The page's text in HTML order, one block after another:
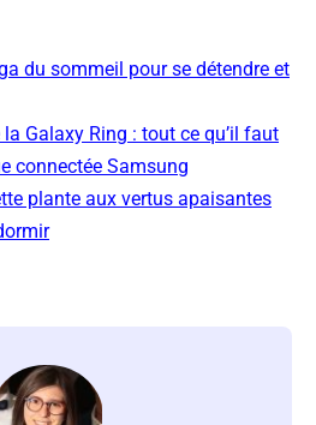
du sommeil pour se détendre et
Galaxy Ring : tout ce qu’il faut
connectée Samsung
plante aux vertus apaisantes